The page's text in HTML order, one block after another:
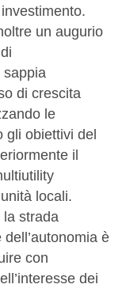
un augurio
sappia
di crescita
le
gli obiettivi del
il
locali.
la strada
è
con
dei